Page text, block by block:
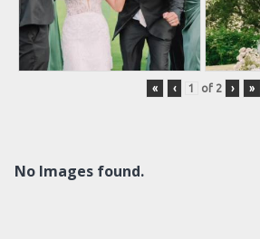
« ‹ of 2 › »
No Images found.